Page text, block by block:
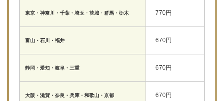
東京・神奈川・千葉・埼玉・茨城・群馬・栃木 770円
富山・石川・福井 670円
静岡・愛知・岐阜・三重 670円
大阪・滋賀・奈良・兵庫・和歌山・京都 670円